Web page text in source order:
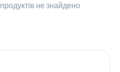
продуктів не знайдено